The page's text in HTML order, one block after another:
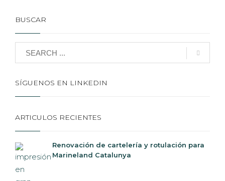
BUSCAR
SÍGUENOS EN LINKEDIN
ARTICULOS RECIENTES
Renovación de cartelería y rotulación para
Marineland Catalunya